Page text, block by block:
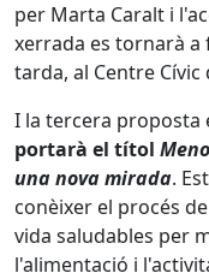
per Marta Caralt i
xerrada es tornarà a
tarda, al Centre Cívic
I la tercera proposta
portarà el títol
una nova mirada.
conèixer el procés
vida saludables per
l'alimentació i